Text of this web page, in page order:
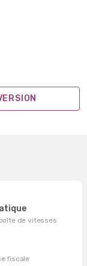
de vitesses
fiscale